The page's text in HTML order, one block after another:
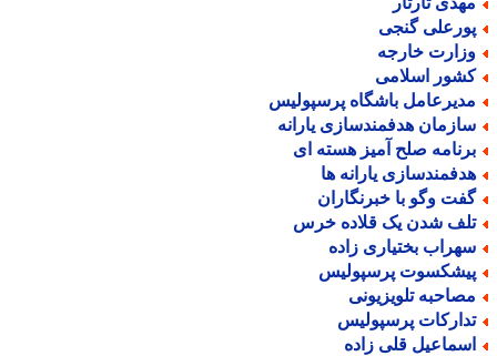
گنجی
خارجه
اسلامی
باشگاه پرسپولیس
هدفمندسازی یارانه
صلح آمیز هسته ای
یارانه ها
وگو با خبرنگاران
شدن یک قلاده خرس
بختیاری زاده
پرسپولیس
تلویزیونی
پرسپولیس
قلی زاده